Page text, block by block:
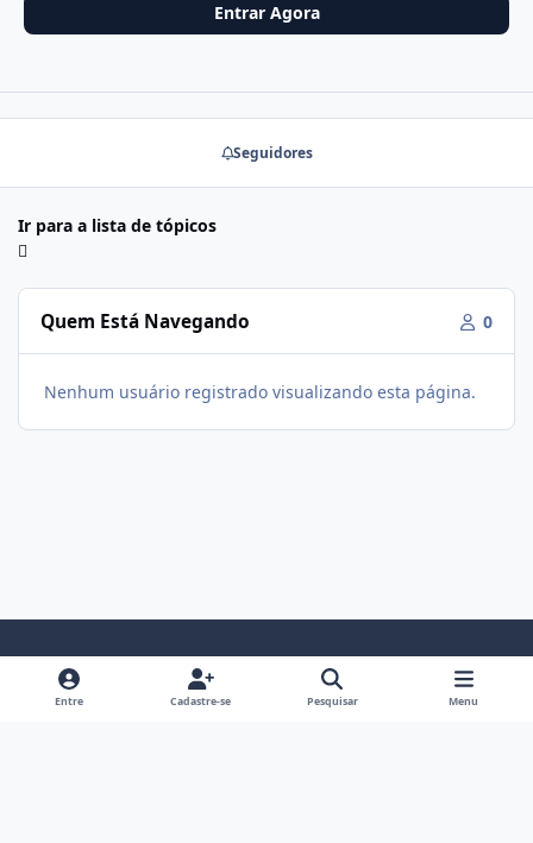
Entrar Agora
Seguidores
Ir para a lista de tópicos
Quem Está Navegando 0
Nenhum usuário registrado visualizando esta página.
Modo ClaroModo EscuroPreferência do Sistema
i
Entre Cadastre-se Pesquisar Menu